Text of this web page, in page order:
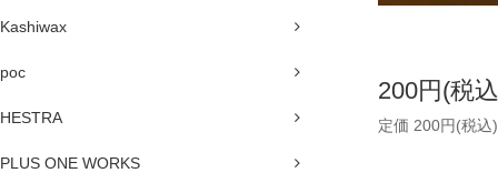
Kashiwax
poc
HESTRA
PLUS ONE WORKS
200円(税
定価 200円(税込)